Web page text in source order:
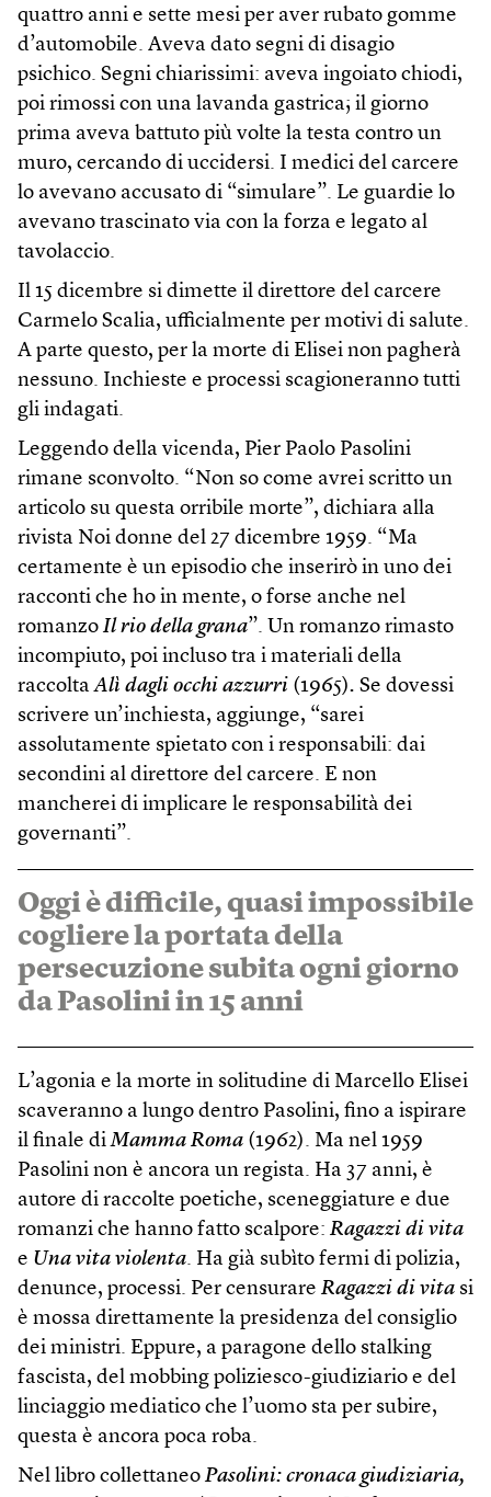
quattro anni e sette mesi per aver rubato gomme
d’automobile. Aveva dato segni di disagio
psichico. Segni chiarissimi: aveva ingoiato chiodi,
poi rimossi con una lavanda gastrica; il giorno
prima aveva battuto più volte la testa contro un
muro, cercando di uccidersi. I medici del carcere
lo avevano accusato di “simulare”. Le guardie lo
avevano trascinato via con la forza e legato al
tavolaccio.
Il 15 dicembre si dimette il direttore del carcere
Carmelo Scalia, ufficialmente per motivi di salute.
A parte questo, per la morte di Elisei non pagherà
nessuno. Inchieste e processi scagioneranno tutti
gli indagati.
Leggendo della vicenda, Pier Paolo Pasolini
rimane sconvolto. “Non so come avrei scritto un
articolo su questa orribile morte”, dichiara alla
rivista Noi donne del 27 dicembre 1959. “Ma
certamente è un episodio che inserirò in uno dei
racconti che ho in mente, o forse anche nel
romanzo Il rio della grana”. Un romanzo rimasto
incompiuto, poi incluso tra i materiali della
raccoltaAlì dagli occhi azzurri (1965). Se dovessi
scrivere un’inchiesta, aggiunge, “sarei
assolutamente spietato con i responsabili: dai
secondini al direttore del carcere. E non
mancherei di implicare le responsabilità dei
governanti”.
Oggi è difficile, quasi impossibile
cogliere la portata della
persecuzione subita ogni giorno
da Pasolini in 15 anni
L’agonia e la morte in solitudine di Marcello Elisei
scaveranno a lungo dentro Pasolini, fino a ispirare
il finale diMamma Roma (1962). Ma nel 1959
Pasolini non è ancora un regista. Ha 37 anni, è
autore di raccolte poetiche, sceneggiature e due
romanzi che hanno fatto scalpore: Ragazzi di vita
e Una vita violenta. Ha già subìto fermi di polizia,
denunce, processi. Per censurare Ragazzi di vita si
è mossa direttamente la presidenza del consiglio
dei ministri. Eppure, a paragone dello stalking
fascista, del mobbing poliziesco-giudiziario e del
linciaggio mediatico che l’uomo sta per subire,
questa è ancora poca roba.
Nel libro collettaneo Pasolini: cronaca giudiziaria,